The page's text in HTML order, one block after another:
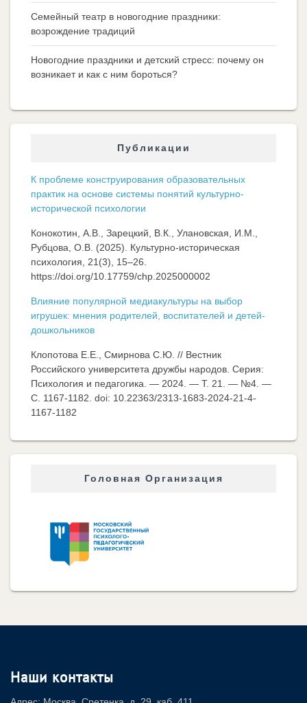
Семейный театр в новогодние праздники:
возрождение традиций
Новогодние праздники и детский стресс: почему он
возникает и как с ним бороться?
Публикации
К проблеме конструирования образовательных
практик на основе системы понятий культурно-
исторической психологии
Конокотин, А.В., Зарецкий, В.К., Улановская, И.М.,
Рубцова, О.В. (2025). Культурно-историческая
психология, 21(3), 15–26.
https://doi.org/10.17759/chp.2025000002
Влияние популярной медиакультуры на выбор
игрушек: мнения родителей, воспитателей и детей-
дошкольников
Клопотова Е.Е., Смирнова С.Ю. // Вестник
Российского университета дружбы народов. Серия:
Психология и педагогика. — 2024. — Т. 21. — №4. —
C. 1167-1182. doi: 10.22363/2313-1683-2024-21-4-
1167-1182
Головная Организация
Наши контакты